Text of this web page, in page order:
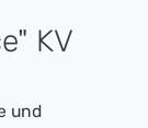
KV
und